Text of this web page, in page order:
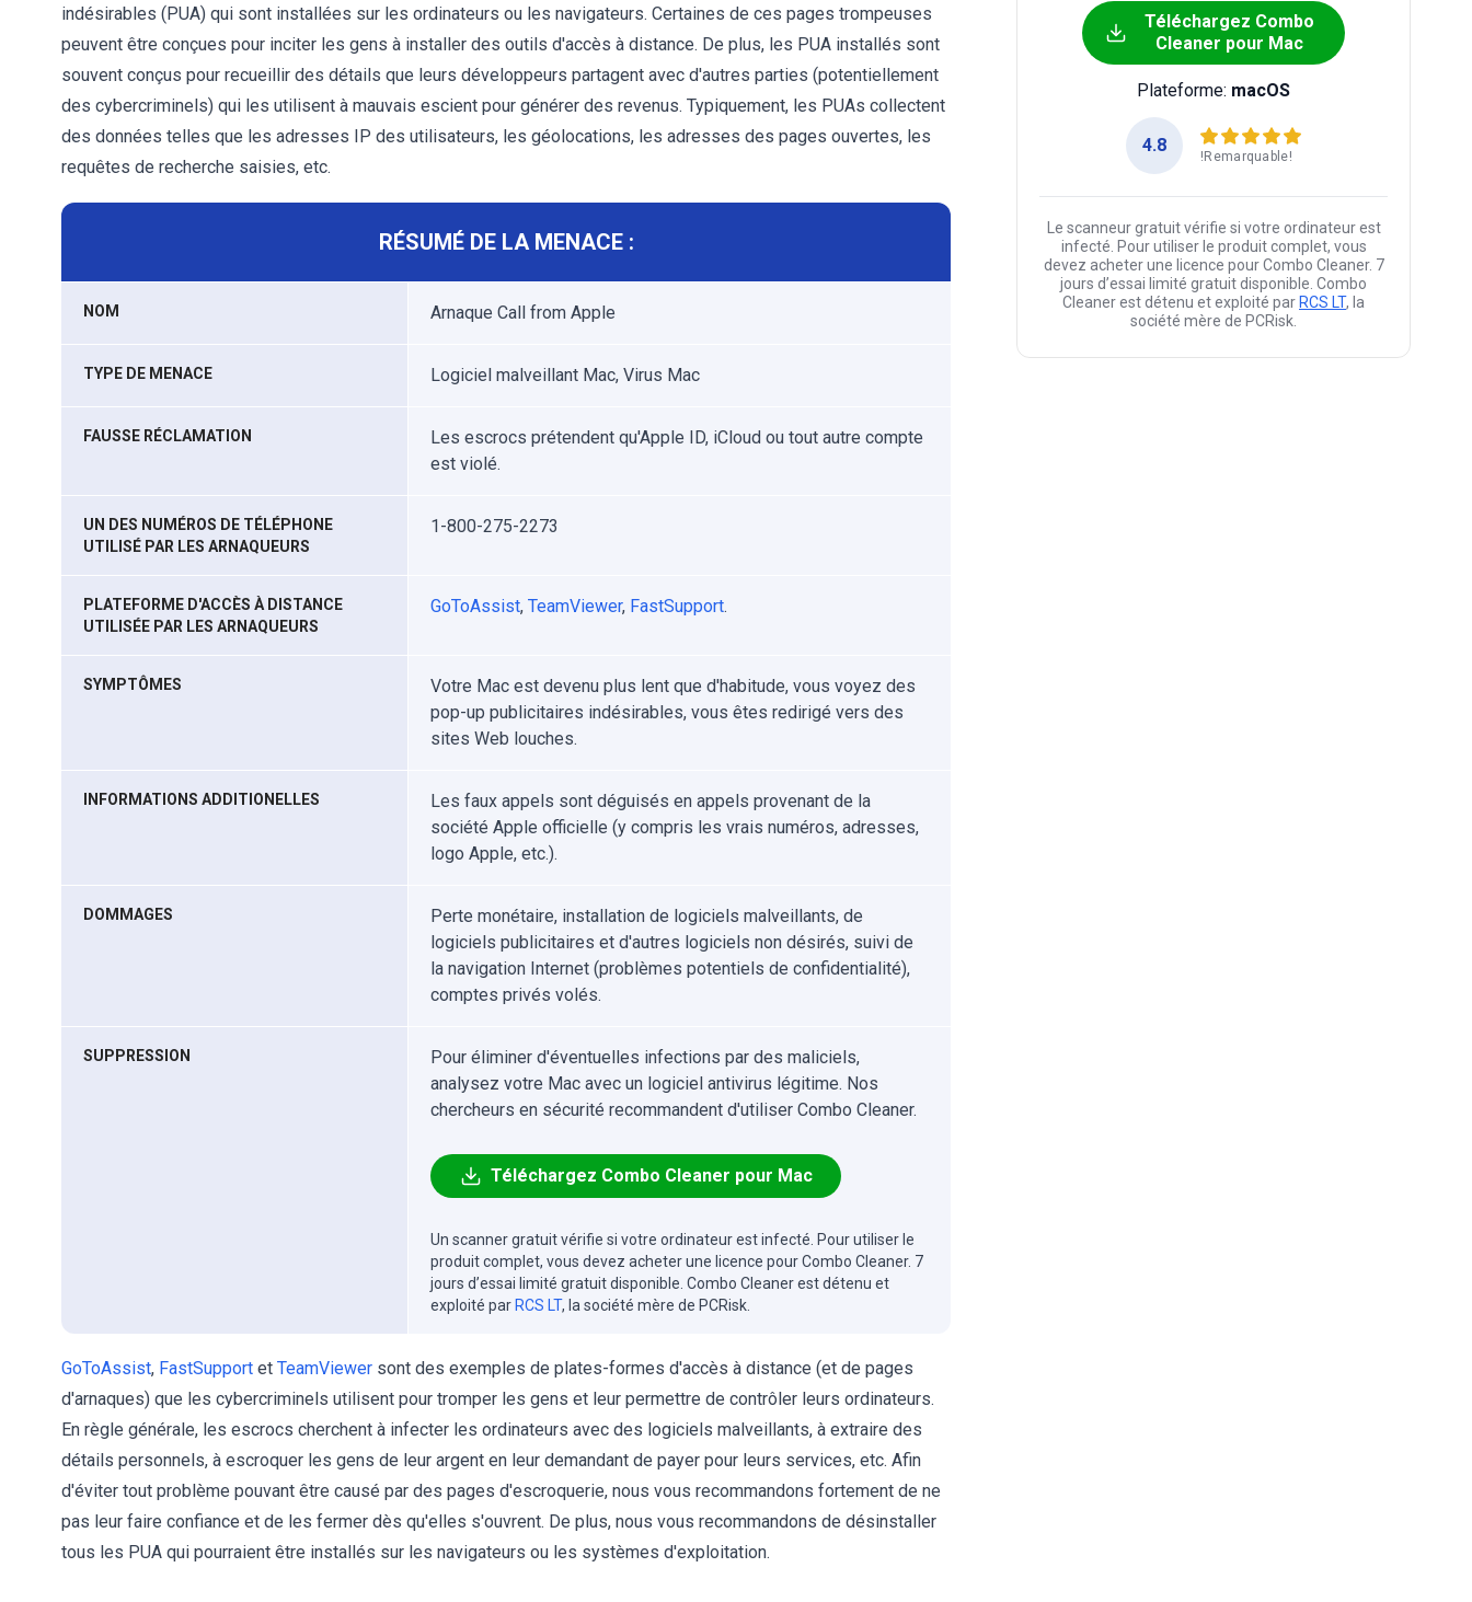
indésirables (PUA) qui sont installées sur les ordinateurs ou les navigateurs. Certaines de ces pages trompeuses
peuvent être conçues pour inciter les gens à installer des outils d'accès à distance. De plus, les PUA installés sont
souvent conçus pour recueillir des détails que leurs développeurs partagent avec d'autres parties (potentiellement
des cybercriminels) qui les utilisent à mauvais escient pour générer des revenus. Typiquement, les PUAs collectent
des données telles que les adresses IP des utilisateurs, les géolocations, les adresses des pages ouvertes, les
requêtes de recherche saisies, etc.
RÉSUMÉ DE LA MENACE :
NOM Arnaque Call from Apple
TYPE DE MENACE Logiciel malveillant Mac, Virus Mac
FAUSSE RÉCLAMATION
Les escrocs prétendent qu'Apple ID, iCloud ou tout autre compte
est violé.
UN DES NUMÉROS DE TÉLÉPHONE
UTILISÉ PAR LES ARNAQUEURS
1-800-275-2273
PLATEFORME D'ACCÈS À DISTANCE
UTILISÉE PAR LES ARNAQUEURS
GoToAssist, TeamViewer, FastSupport.
SYMPTÔMES
Votre Mac est devenu plus lent que d'habitude, vous voyez des
pop-up publicitaires indésirables, vous êtes redirigé vers des
sites Web louches.
INFORMATIONS ADDITIONELLES
Les faux appels sont déguisés en appels provenant de la
société Apple officielle (y compris les vrais numéros, adresses,
logo Apple, etc.).
DOMMAGES
Perte monétaire, installation de logiciels malveillants, de
logiciels publicitaires et d'autres logiciels non désirés, suivi de
la navigation Internet (problèmes potentiels de confidentialité),
comptes privés volés.
SUPPRESSION
Pour éliminer d'éventuelles infections par des maliciels,
analysez votre Mac avec un logiciel antivirus légitime. Nos
chercheurs en sécurité recommandent d'utiliser Combo Cleaner.
Téléchargez Combo Cleaner pour Mac
Un scanner gratuit vérifie si votre ordinateur est infecté. Pour utiliser le
produit complet, vous devez acheter une licence pour Combo Cleaner. 7
jours d’essai limité gratuit disponible. Combo Cleaner est détenu et
exploité par RCS LT, la société mère de PCRisk.
GoToAssist, FastSupport et TeamViewer sont des exemples de plates-formes d'accès à distance (et de pages
d'arnaques) que les cybercriminels utilisent pour tromper les gens et leur permettre de contrôler leurs ordinateurs.
En règle générale, les escrocs cherchent à infecter les ordinateurs avec des logiciels malveillants, à extraire des
détails personnels, à escroquer les gens de leur argent en leur demandant de payer pour leurs services, etc. Afin
d'éviter tout problème pouvant être causé par des pages d'escroquerie, nous vous recommandons fortement de ne
pas leur faire confiance et de les fermer dès qu'elles s'ouvrent. De plus, nous vous recommandons de désinstaller
tous les PUA qui pourraient être installés sur les navigateurs ou les systèmes d'exploitation.
Téléchargez Combo
Cleaner pour Mac
Plateforme: macOS
4.8
!Remarquable!
Le scanneur gratuit vérifie si votre ordinateur est
infecté. Pour utiliser le produit complet, vous
devez acheter une licence pour Combo Cleaner. 7
jours d’essai limité gratuit disponible. Combo
Cleaner est détenu et exploité par RCS LT, la
société mère de PCRisk.